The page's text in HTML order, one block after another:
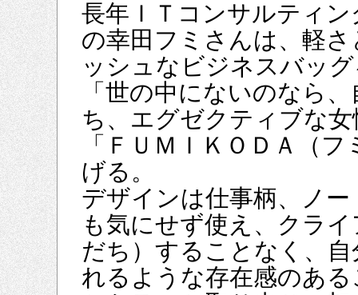
長年ＩＴコンサルティ
の幸田フミさんは、軽
ッシュなビジネスバッ
「世の中にないのなら
ち、エグゼクティブな
「ＦＵＭＩＫＯＤＡ（
げる。
デザインは仕事柄、ノ
も気にせず使え、クラ
だち）することなく、
れるような存在感のあ